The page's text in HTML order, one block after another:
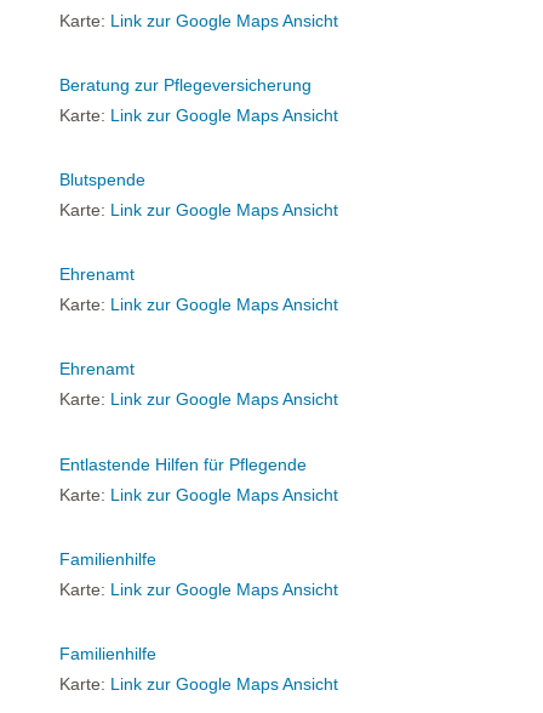
Karte: Link zur Google Maps Ansicht
Beratung zur Pflegeversicherung
Karte: Link zur Google Maps Ansicht
Blutspende
Karte: Link zur Google Maps Ansicht
Ehrenamt
Karte: Link zur Google Maps Ansicht
Ehrenamt
Karte: Link zur Google Maps Ansicht
Entlastende Hilfen für Pflegende
Karte: Link zur Google Maps Ansicht
Familienhilfe
Karte: Link zur Google Maps Ansicht
Familienhilfe
Karte: Link zur Google Maps Ansicht